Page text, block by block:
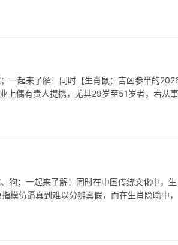
一起来了解！同时【生肖鼠：吉凶参半的
上偶有贵人提携，尤其29岁至51岁者，若从
狗；一起来了解！同时在中国传统文化中，
模仿逼真到难以分辨真假，而在生肖隐喻中